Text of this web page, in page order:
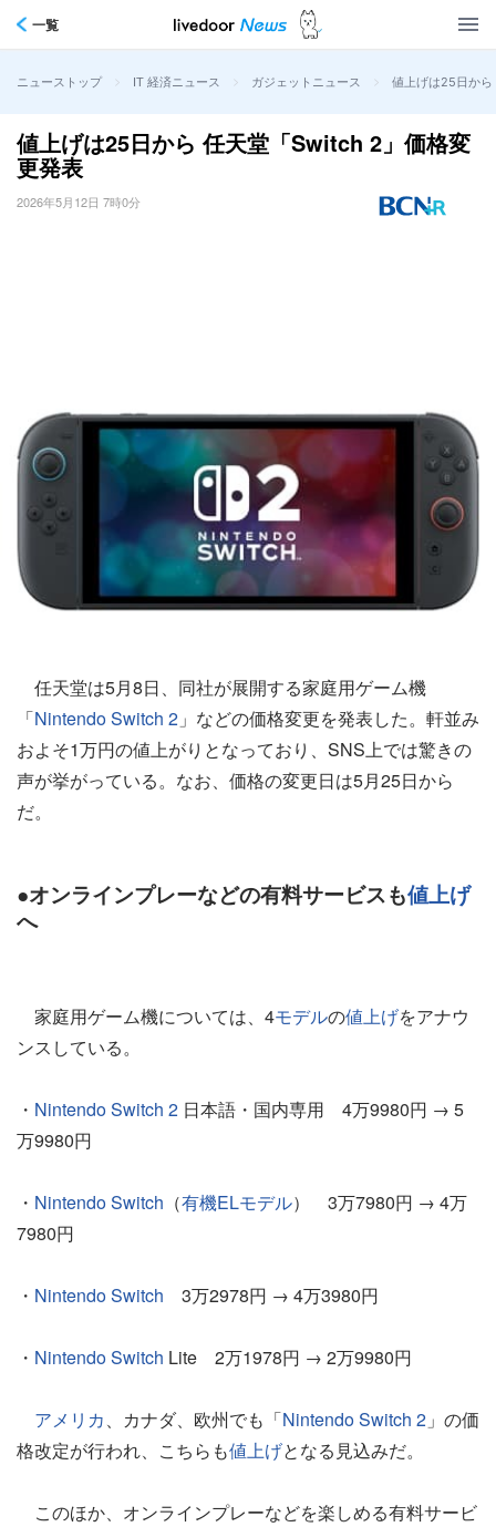
一覧
ニューストップ > IT 経済ニュース > ガジェットニュース > 値上げは25日か
値上げは25日から 任天堂「Switch 2」価格変
更発表
2026年5月12日 7時0分
任天堂は5月8日、同社が展開する家庭用ゲーム機
「Nintendo Switch 2 」などの価格変更を発表した。軒並み
およそ1万円の値上がりとなっており、SNS上では驚きの
声が挙がっている。なお、価格の変更日は5月25日から
だ。
●オンラインプレーなどの有料サービスも値上げ
へ
家庭用ゲーム機については、4モデルの値上げをアナウ
ンスしている。
・ Nintendo Switch 2 日本語・国内専用 4万9980円 → 5
万9980円
・ Nintendo Switch （有機ELモデル） 3万7980円 → 4万
7980円
・ Nintendo Switch 3万2978円 → 4万3980円
・ Nintendo Switch Lite 2万1978円 → 2万9980円
アメリカ、カナダ、欧州でも「Nintendo Switch 2 」の価
格改定が行われ、こちらも値上げとなる見込みだ。
このほか、オンラインプレーなどを楽しめる有料サービ